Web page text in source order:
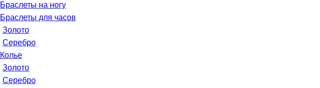
Браслеты на ногу
Браслеты для часов
Золото
Серебро
Колье
Золото
Серебро